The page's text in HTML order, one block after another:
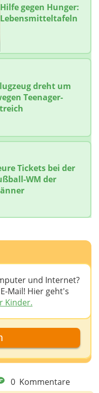
0 Kommentare
Hilfe gegen Hunger:
Lebensmitteltafeln
dreht um
Teenager-
Tickets bei der
WM der
und Internet?
Mail! Hier geht's
Kinder.
eine Antwort